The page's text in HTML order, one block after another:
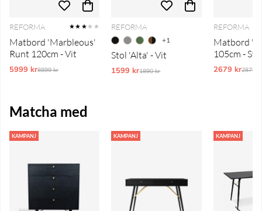
REFORMA ★★★★★
Matbord 'Marbleous'
Runt 120cm - Vit
5999 krOrdinarie pris:
8899 kr
REFORMA
+1
Stol 'Alta' - Vit
1599 krOrdinarie pris:
1890 kr
REFORMA
Matbord
105cm -
2679 kr2879 kr
Matcha med
KAMPANJ KAMPANJ KAMPANJ